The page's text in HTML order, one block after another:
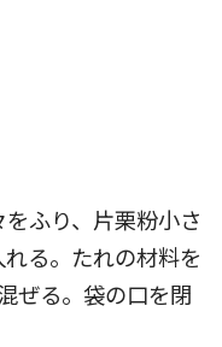
をふり、片栗粉小さ
る。たれの材料を
ぜる。袋の口を閉